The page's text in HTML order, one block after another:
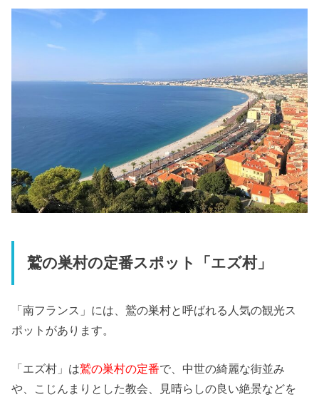
鷲の巣村の定番スポット「エズ村」
「南フランス」には、鷲の巣村と呼ばれる人気の観光ス
ポットがあります。
「エズ村」は鷲の巣村の定番で、中世の綺麗な街並み
や、こじんまりとした教会、見晴らしの良い絶景などを